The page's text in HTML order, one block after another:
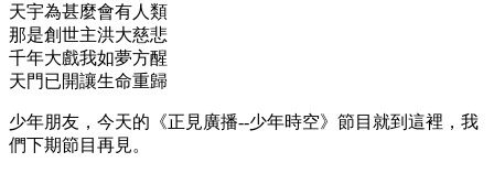
天宇為甚麼會有人類
那是創世主洪大慈悲
千年大戲我如夢方醒
天門已開讓生命重歸
少年朋友，今天的《正見廣播--少年時空》節目就到這裡，我
們下期節目再見。